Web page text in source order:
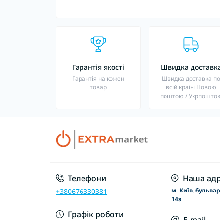
Гарантія якості
Гарантія на кожен
товар
Швидка
Швидка доставка по
всій країні Новою
поштою /
Телефони
+380676330381
Графік роботи
Наша
м. Київ,
14з